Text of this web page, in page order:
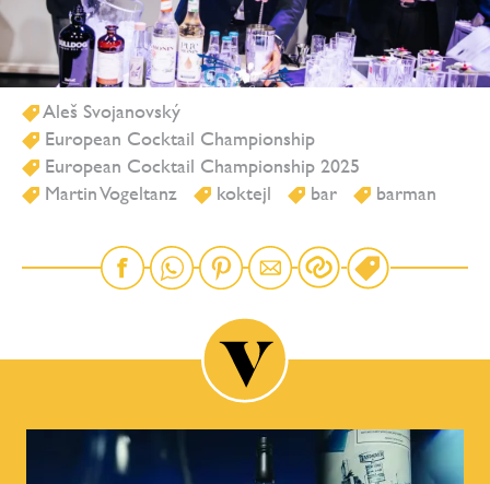
Aleš Svojanovský
European Cocktail Championship
European Cocktail Championship 2025
Martin Vogeltanz
koktejl bar barman